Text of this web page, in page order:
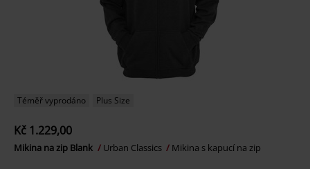
Téměř vyprodáno Plus Size
Kč 1.229,00
Mikina na zip Blank Urban Classics Mikina s kapucí na zip